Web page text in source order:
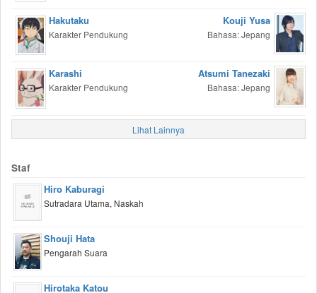
Hakutaku
Karakter Pendukung
Kouji Yusa
Bahasa: Jepang
Karashi
Karakter Pendukung
Atsumi Tanezaki
Bahasa: Jepang
Lihat Lainnya
Staf
Hiro Kaburagi
Sutradara Utama, Naskah
Shouji Hata
Pengarah Suara
Hirotaka Katou